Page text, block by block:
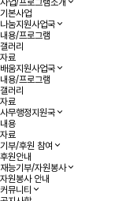
사업/프로그램소개
기본사업
나눔지원사업국
내용/프로그램
갤러리
자료
배움지원사업국
내용/프로그램
갤러리
자료
사무행정지원국
내용
자료
기부/후원 참여
후원안내
재능기부/자원봉사
자원봉사 안내
커뮤니티